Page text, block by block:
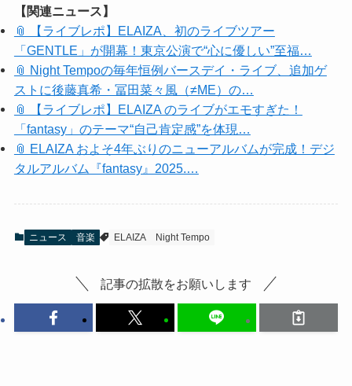
ELAIZA OFFICIAL SITE & FANCLUB
https://ikedaelaiza.jp/
ELAIZA UNIVERSAL MUSIC HP
https://www.universal-music.co.jp/elaiza/
rBD29l82HfA
https://www.instagram.com/elaiza_ikd/
Universal Music Japan X
https://x.com/umusicjapan